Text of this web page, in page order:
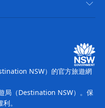
NSW）媒體中心
NSW）的官方旅遊網
局（Destination NSW）。保
。